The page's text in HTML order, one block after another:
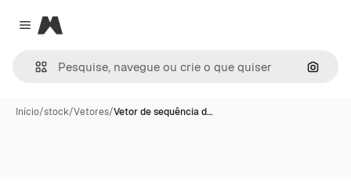
Close menu
Magnific
Início/stock/Vetores/Vetor de sequência d…